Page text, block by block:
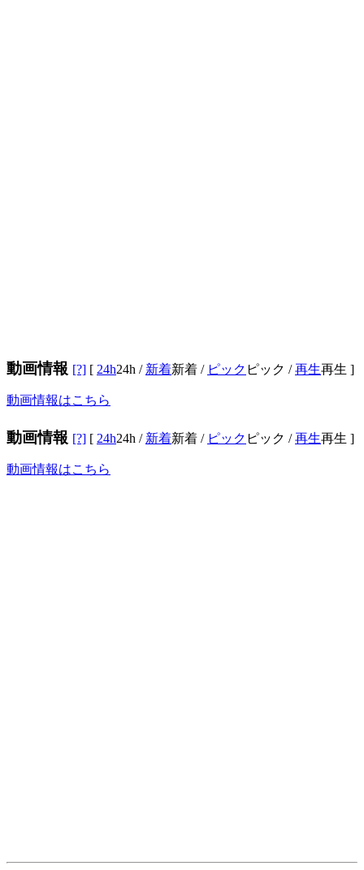
動画情報 [?] [ 24h24h / 新着新着 / ピック ピック /再生再生 ]
動画情報はこちら
動画情報 [?] [ 24h24h / 新着新着 / ピック ピック /再生再生 ]
動画情報はこちら